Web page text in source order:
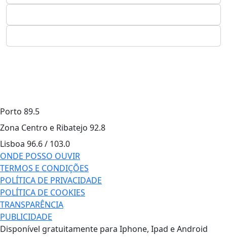
Porto 89.5
Zona Centro e Ribatejo 92.8
Lisboa 96.6 / 103.0
ONDE POSSO OUVIR
TERMOS E CONDIÇÕES
POLÍTICA DE PRIVACIDADE
POLÍTICA DE COOKIES
TRANSPARÊNCIA
PUBLICIDADE
Disponível gratuitamente para Iphone, Ipad e Android